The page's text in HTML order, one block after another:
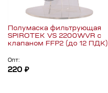
Полумаска фильтрующая
SPIROTEK VS 2200WVR с
клапаном FFP2 (до 12 ПДК)
Опт:
220 ₽